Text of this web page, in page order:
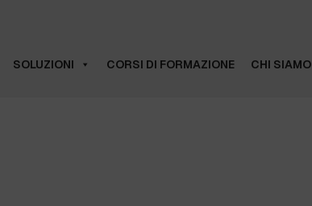
SOLUZIONI CORSI DI FORMAZIONE CHI SIAMO